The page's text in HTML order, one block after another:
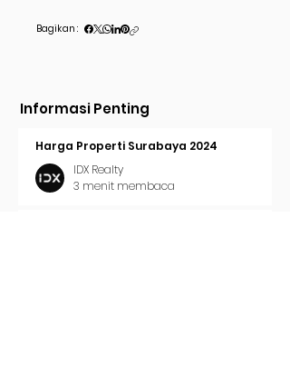
Bagikan :
Informasi Penting
Harga Properti Surabaya 2024
IDX Realty
3 menit membaca